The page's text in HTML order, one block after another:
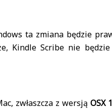
ta zmiana będzie
Kindle Scribe nie
zwłaszcza z wersją OSX